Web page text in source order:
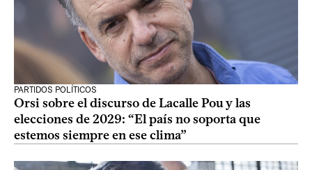
PARTIDOS POLÍTICOS
Orsi sobre el discurso de Lacalle Pou y las
elecciones de 2029: “El país no soporta que
estemos siempre en ese clima”